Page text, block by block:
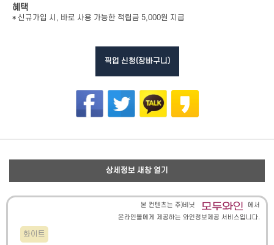
혜택
* 신규가입 시, 바로 사용 가능한 적립금 5,000원 지급
픽업 신청(장바구니)
상세정보 새창 열기
본 컨텐츠는 주)비닛
에서
온라인몰에게 제공하는 와인정보제공 서비스입니다.
화이트